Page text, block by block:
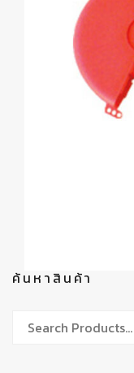
ค้นหาสินค้า